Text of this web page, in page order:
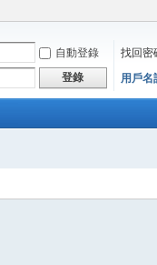
自動登錄
找回密
登錄 用戶名